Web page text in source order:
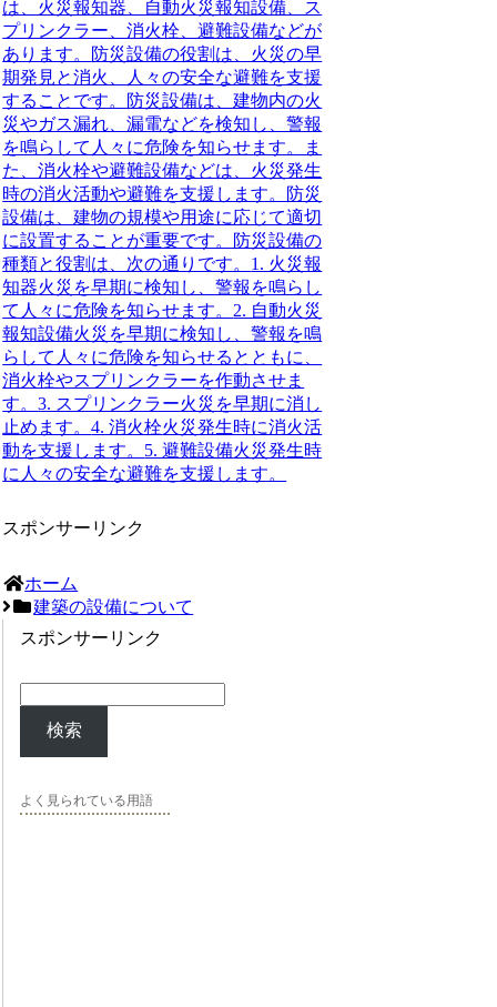
は、火災報知器、自動火災報知設備、ス
プリンクラー、消火栓、避難設備などが
あります。
防災設備の役割は、火災の早
期発見と消火、人々の安全な避難を支援
することです。防災設備は、建物内の火
災やガス漏れ、漏電などを検知し、警報
を鳴らして人々に危険を知らせます。ま
た、消火栓や避難設備などは、火災発生
時の消火活動や避難を支援します。防災
設備は、建物の規模や用途に応じて適切
に設置することが重要です。防災設備の
種類と役割は、次の通りです。 1. 火災報
知器火災を早期に検知し、警報を鳴らし
て人々に危険を知らせます。 2. 自動火災
報知設備火災を早期に検知し、警報を鳴
らして人々に危険を知らせるとともに、
消火栓やスプリンクラーを作動させま
す。3. スプリンクラー火災を早期に消し
止めます。4. 消火栓火災発生時に消火活
動を支援します。 5. 避難設備火災発生時
に人々の安全な避難を支援します。
スポンサーリンク
ホーム
建築の設備について
スポンサーリンク
検索
よく見られている用語